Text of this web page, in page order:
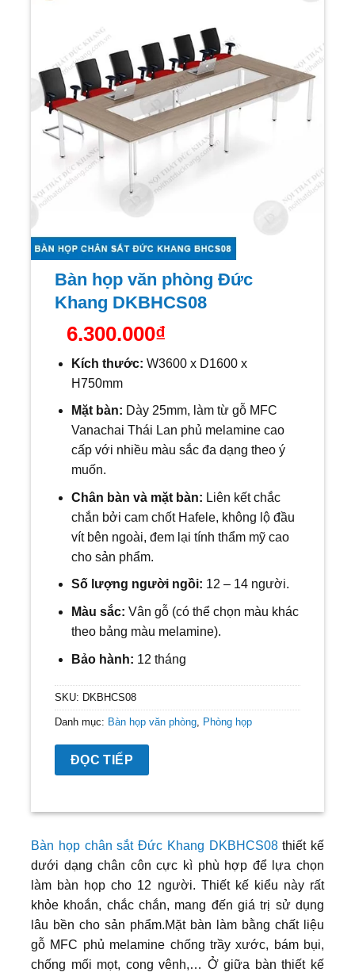
Bàn họp văn phòng Đức
Khang DKBHCS08
6.300.000₫
Kích thước: W3600 x D1600 x
H750mm
Mặt bàn: Dày 25mm, làm từ gỗ MFC
Vanachai Thái Lan phủ melamine cao
cấp với nhiều màu sắc đa dạng theo ý
muốn.
Chân bàn và mặt bàn: Liên kết chắc
chắn bởi cam chốt Hafele, không lộ đầu
vít bên ngoài, đem lại tính thẩm mỹ cao
cho sản phẩm.
Số lượng người ngồi: 12 – 14 người.
Màu sắc: Vân gỗ (có thể chọn màu khác
theo bảng màu melamine).
Bảo hành: 12 tháng
SKU: DKBHCS08
Danh mục: Bàn họp văn phòng, Phòng họp
ĐỌC TIẾP
Bàn họp chân sắt Đức Khang DKBHCS08thiết kế
dưới dạng chân côn cực kì phù hợp để lựa chọn
làm bàn họp cho 12 người. Thiết kế kiểu này rất
khỏe khoắn, chắc chắn, mang đến giá trị sử dụng
lâu bền cho sản phẩm.Mặt bàn làm bằng chất liệu
gỗ MFC phủ melamine chống trầy xước, bám bụi,
chống mối mọt, cong vênh,… Ở giữa bàn thiết kế